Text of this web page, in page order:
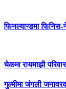
फिनल्यान्डमा
चेकमा रायमाझी
गुल्मीमा जंगली